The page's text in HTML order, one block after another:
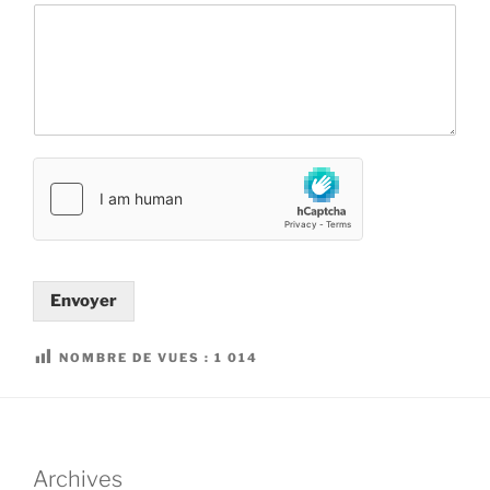
Envoyer
NOMBRE DE VUES : 1 014
Archives